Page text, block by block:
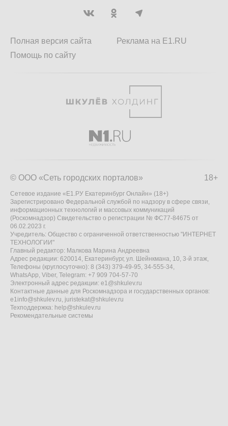
Полная версия сайта
Помощь по сайту
Реклама на E1.RU
18+
© ООО «Сеть городских порталов»
Сетевое издание «Е1.РУ Екатеринбург Онлайн» (18+)
Зарегистрировано Федеральной службой по надзору в сфере связи,
информационных технологий и массовых коммуникаций
(Роскомнадзор) Свидетельство о регистрации № ФС77-84675 от
06.02.2023 г.
Учредитель: Общество с ограниченной ответственностью "ИНТЕРНЕТ
ТЕХНОЛОГИИ"
Главный редактор: Малкова Марина Андреевна
Адрес редакции: 620014, Екатеринбург, ул. Шейнкмана, 10, 3-й этаж,
Телефоны (круглосуточно): 8 (343) 379-49-95, 34-555-34,
WhatsApp, Viber, Telegram: +7 909 704-57-70
Электронный адрес редакции: e1@shkulev.ru
Контактные данные для Роскомнадзора и государственных органов:
e1info@shkulev.ru, juristekat@shkulev.ru
Техподдержка: help@shkulev.ru
Рекомендательные системы